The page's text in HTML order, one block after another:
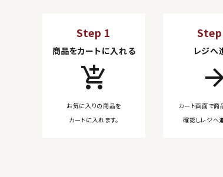
Step 1
商品をカートに入れる
add_shopping_cart
お気に入りの商品を
カートに入れます。
レジへ
カート画面で商
確認しレジへ